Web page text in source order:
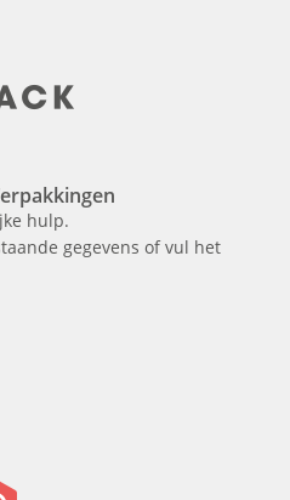
hulp.
gegevens of vul het